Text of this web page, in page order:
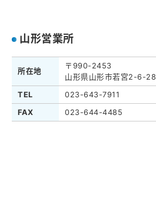
山形営業所
所在地
〒990-2453
山形県山形市若宮2-6-28
TEL
023-643-7911
FAX
023-644-4485